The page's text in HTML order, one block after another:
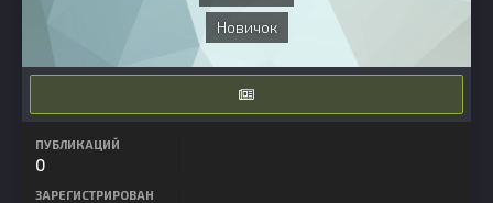
Новичок
ПУБЛИКАЦИЙ
0
ЗАРЕГИСТРИРОВАН